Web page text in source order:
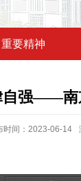
重要精神
强——南
时间：2023-06-14